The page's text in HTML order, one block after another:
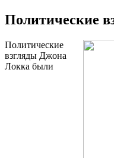
Политические
Политические
взгляды Джона
Локка были